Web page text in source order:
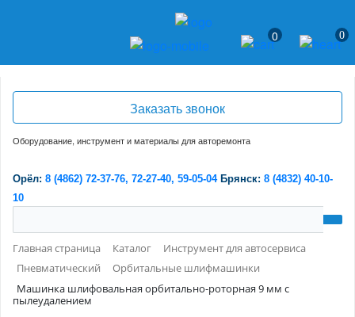
Регистрация Войти
0 0
Заказать звонок
Оборудование, инструмент и материалы для авторемонта
Орёл: 8 (4862) 72-37-76, 72-27-40, 59-05-04 Брянск: 8 (4832) 40-10-
10
Главная страница Каталог
Инструмент для автосервиса
Пневматический
Орбитальные шлифмашинки
Машинка шлифовальная орбитально-роторная 9 мм с
пылеудалением